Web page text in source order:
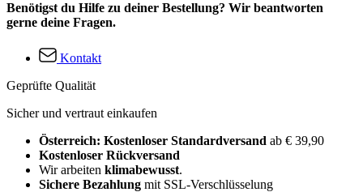
Benötigst du Hilfe zu deiner Bestellung? Wir beantworten
gerne deine Fragen.
Kontakt
Geprüfte Qualität
Sicher und vertraut einkaufen
Österreich: Kostenloser Standardversand ab € 39,90
Kostenloser Rückversand
Wir arbeiten klimabewusst.
Sichere Bezahlung mit SSL-Verschlüsselung